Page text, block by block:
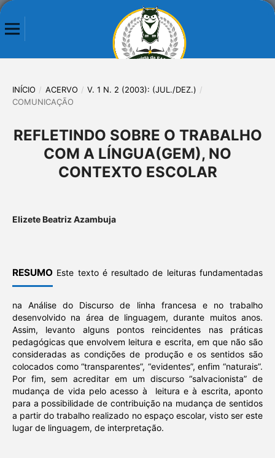
INÍCIO / ACERVO / V. 1 N. 2 (2003): (JUL./DEZ.) /
COMUNICAÇÃO
REFLETINDO SOBRE O TRABALHO
COM A LÍNGUA(GEM), NO
CONTEXTO ESCOLAR
Elizete Beatriz Azambuja
RESUMOEste texto é resultado de leituras fundamentadas
na Análise do Discurso de linha francesa e no trabalho
desenvolvido na área de linguagem, durante muitos anos.
Assim, levanto alguns pontos reincidentes nas práticas
pedagógicas que envolvem leitura e escrita, em que não são
consideradas as condições de produção e os sentidos são
colocados como “transparentes”, “evidentes”, enfim “naturais”.
Por fim, sem acreditar em um discurso “salvacionista” de
mudança de vida pelo acesso à leitura e à escrita, aponto
para a possibilidade de contribuição na mudança de sentidos
a partir do trabalho realizado no espaço escolar, visto ser este
lugar de linguagem, de interpretação.